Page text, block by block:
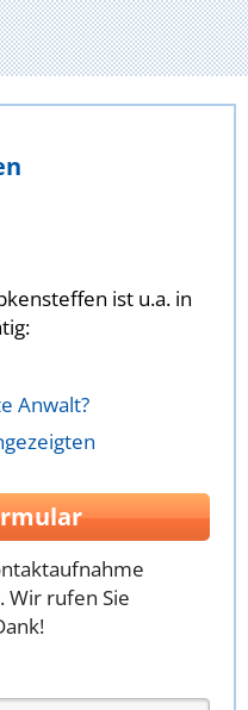
ist u.a. in
Anwalt?
Wir rufen Sie